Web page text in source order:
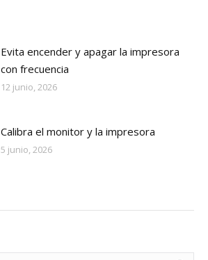
Evita encender y apagar la impresora
con frecuencia
12 junio, 2026
Calibra el monitor y la impresora
5 junio, 2026